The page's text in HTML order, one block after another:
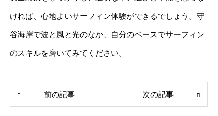
ければ、心地よいサーフィン体験ができるでしょう。守
谷海岸で波と風と光のなか、自分のペースでサーフィン
のスキルを磨いてみてください。
前の記事 次の記事